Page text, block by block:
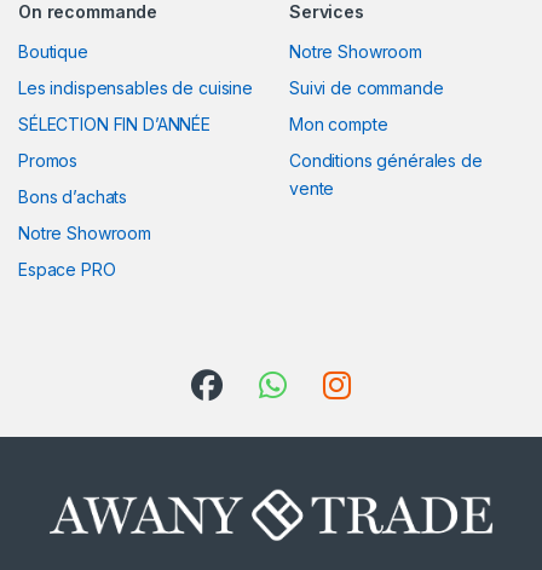
On recommande
Boutique
Les indispensables de cuisine
SÉLECTION FIN D’ANNÉE
Promos
Bons d’achats
Notre Showroom
Espace PRO
Services
Notre Showroom
Suivi de commande
Mon compte
Conditions générales de
vente